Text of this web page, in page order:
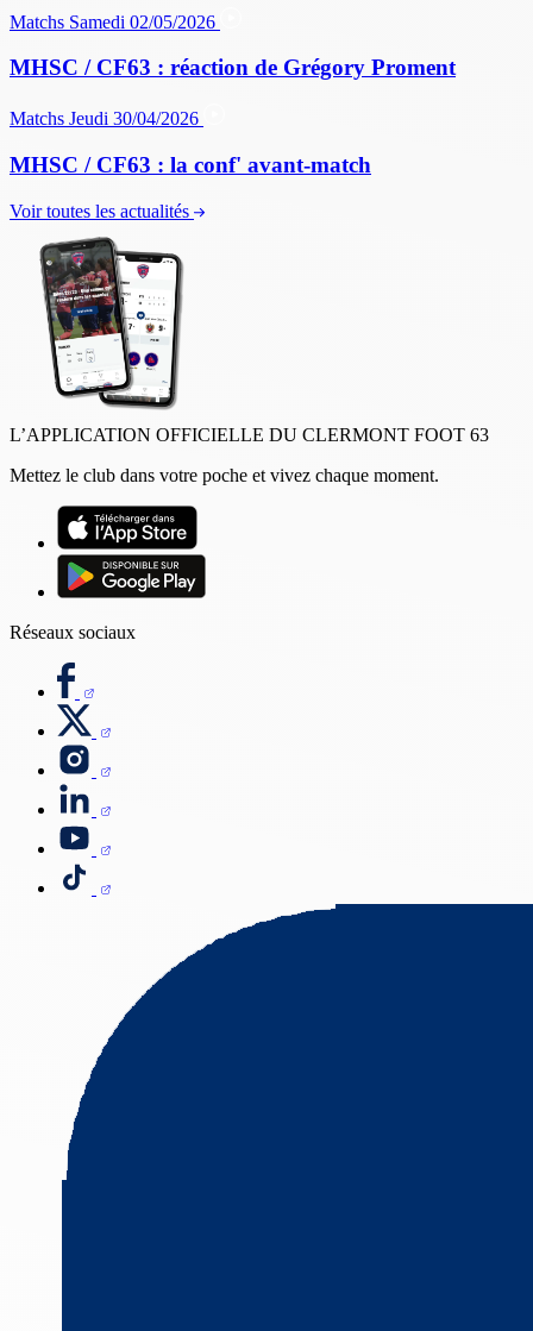
Matchs Samedi 02/05/2026
MHSC / CF63 : réaction de Grégory Proment
Matchs Jeudi 30/04/2026
MHSC / CF63 : la conf' avant-match
Voir toutes les actualités
L’APPLICATION OFFICIELLE DU CLERMONT FOOT 63
Mettez le club dans votre poche et vivez chaque moment.
Réseaux sociaux